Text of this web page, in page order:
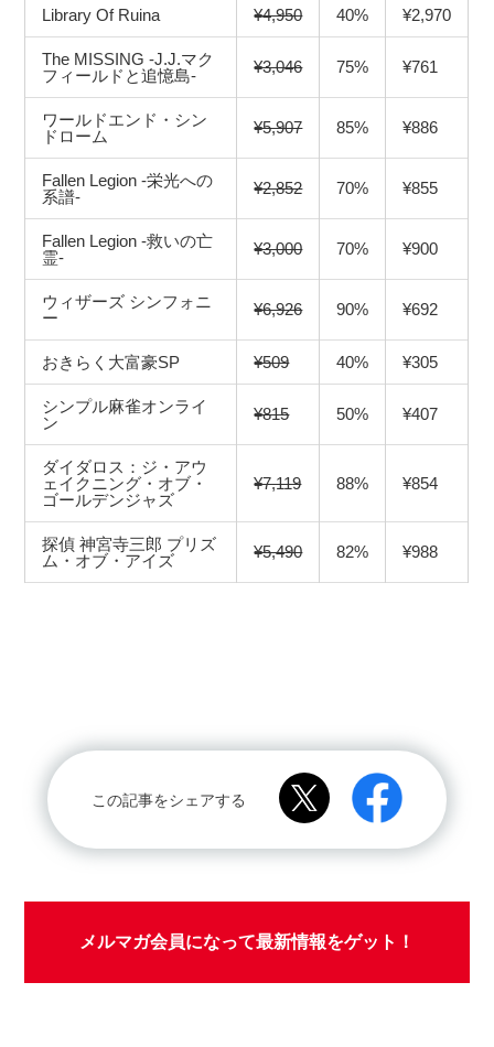
Library Of Ruina ¥4,950 40% ¥2,970
The MISSING -J.J.マク
フィールドと追憶島-
¥3,046 75% ¥761
ワールドエンド・シン
ドローム
¥5,907 85% ¥886
Fallen Legion -栄光への
系譜-
¥2,852 70% ¥855
Fallen Legion -救いの亡
霊-
¥3,000 70% ¥900
ウィザーズ シンフォニ
ー
¥6,926 90% ¥692
おきらく大富豪SP ¥509 40% ¥305
シンプル麻雀オンライ
ン
¥815 50% ¥407
ダイダロス：ジ・アウ
ェイクニング・オブ・
ゴールデンジャズ
¥7,119 88% ¥854
探偵 神宮寺三郎 プリズ
ム・オブ・アイズ
¥5,490 82% ¥988
この記事をシェアする
メルマガ会員になって最新情報をゲット！